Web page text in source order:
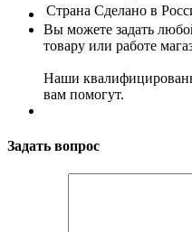
Страна Сделано в
Вы можете задать
товару или работе
Наши
вам помогут.
Задать вопрос